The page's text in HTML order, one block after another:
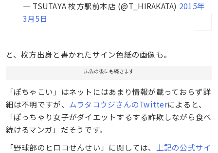
— TSUTAYA 枚方駅前本店 (@T_HIRAKATA) 2015年
3月5日
と、枚方出身と書かれたサイン色紙の画像も。
広告の後にも続きます
「ぽちゃこい」はネットにはあまり情報が載っておらず詳
細は不明ですが、 ムラタコウジさんのTwitterによると、
「ぽっちゃり女子がダイエットするする詐欺しながら食べ
続けるマンガ」だそうです。
「野球部のヒロコせんせい」に関しては、
上記の公式サイ